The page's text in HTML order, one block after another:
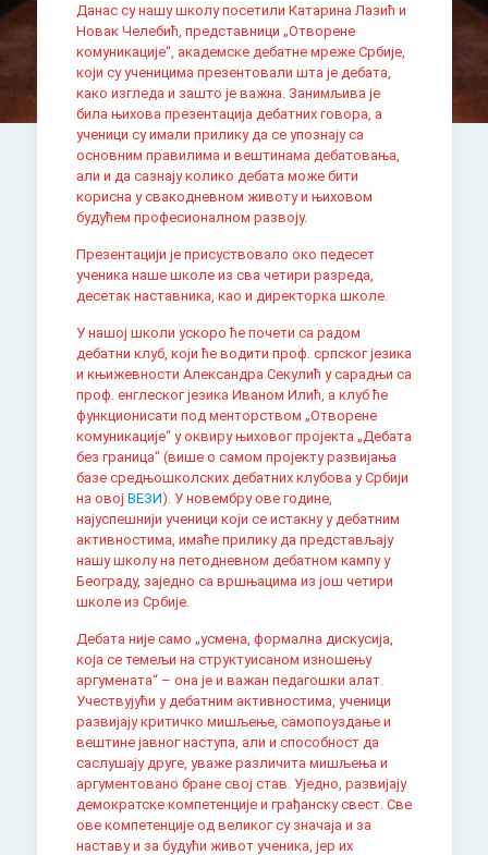
Данас су нашу школу посетили Катарина Лазић и
Новак Челебић, представници „Отворене
комуникације“, академске дебатне мреже Србије,
који су ученицима презентовали шта је дебата,
како изгледа и зашто је важна. Занимљива је
била њихова презентација дебатних говора, а
ученици су имали прилику да се упознају са
основним правилима и вештинама дебатовања,
али и да сазнају колико дебата може бити
корисна у свакодневном животу и њиховом
будућем професионалном развоју.
Презентацији је присуствовало око педесет
ученика наше школе из сва четири разреда,
десетак наставника, као и директорка школе.
У нашој школи ускоро ће почети са радом
дебатни клуб, који ће водити проф. српског језика
и књижевности Александра Секулић у сарадњи са
проф. енглеског језика Иваном Илић, а клуб ће
функционисати под менторством „Отворене
комуникације“ у оквиру њиховог пројекта „Дебата
без граница“ (више о самом пројекту развијања
базе средњошколских дебатних клубова у Србији
на овој ВЕЗИ). У новембру ове године,
најуспешнији ученици који се истакну у дебатним
активностима, имаће прилику да представљају
нашу школу на петодневном дебатном кампу у
Београду, заједно са вршњацима из још четири
школе из Србије.
Дебата није само „усмена, формална дискусија,
која се темељи на структуисаном изношењу
аргумената“ – она је и важан педагошки алат.
Учествујући у дебатним активностима, ученици
развијају критичко мишљење, самопоуздање и
вештине јавног наступа, али и способност да
саслушају друге, уваже различита мишљења и
аргументовано бране свој став. Уједно, развијају
демократске компетенције и грађанску свест. Све
ове компетенције од великог су значаја и за
наставу и за будући живот ученика, јер их